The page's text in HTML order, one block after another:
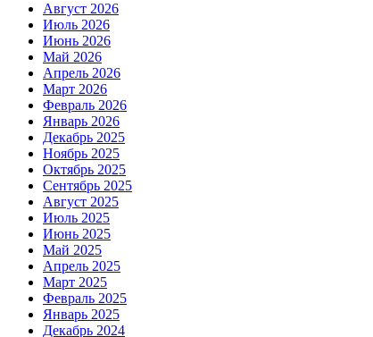
Август 2026
Июль 2026
Июнь 2026
Май 2026
Апрель 2026
Март 2026
Февраль 2026
Январь 2026
Декабрь 2025
Ноябрь 2025
Октябрь 2025
Сентябрь 2025
Август 2025
Июль 2025
Июнь 2025
Май 2025
Апрель 2025
Март 2025
Февраль 2025
Январь 2025
Декабрь 2024